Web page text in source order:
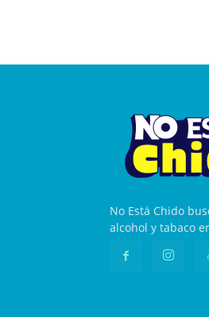
No Está Chido
alcohol y tabaco